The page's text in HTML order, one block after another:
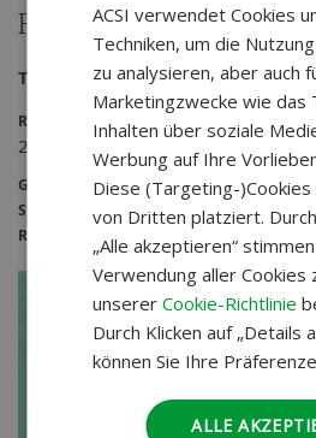
Reisedetails
Themenreisen | -
REISEDAUER
20 Tage
GRUPPENGRÖSSE
START - ZIEL
REISELÄNGE
ACSI verwendet Cookies
Techniken, um die
zu analysieren, aber auch
Marketingzwecke wie das
Inhalten über soziale
Werbung auf Ihre
Diese (Targeting-)Cookies
von Dritten platziert.
„Alle akzeptieren“
Verwendung aller Cookies
unsererCookie-Richtlinie
Durch Klicken auf „Details
können Sie Ihre
ALLE